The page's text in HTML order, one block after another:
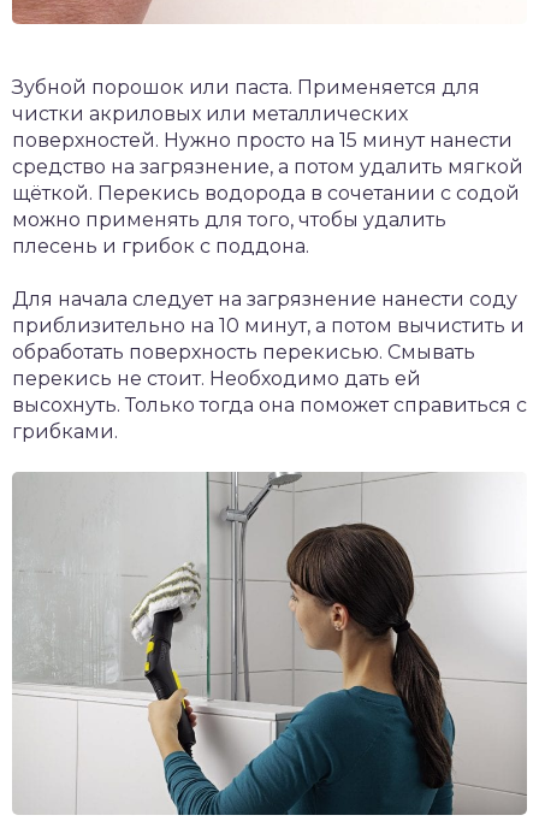
Зубной порошок или паста. Применяется для
чистки акриловых или металлических
поверхностей. Нужно просто на 15 минут нанести
средство на загрязнение, а потом удалить мягкой
щёткой. Перекись водорода в сочетании с содой
можно применять для того, чтобы удалить
плесень и грибок с поддона.
Для начала следует на загрязнение нанести соду
приблизительно на 10 минут, а потом вычистить и
обработать поверхность перекисью. Смывать
перекись не стоит. Необходимо дать ей
высохнуть. Только тогда она поможет справиться с
грибками.